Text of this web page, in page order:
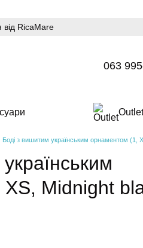
від RicaMare
063
Outlet
Боді з вишитим українським орнаментом (1,
Midnight